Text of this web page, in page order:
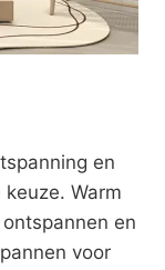
en
Warm
en
voor